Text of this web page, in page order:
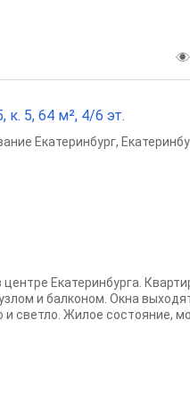
к. 5, 64 м², 4/6 эт.
Екатеринбург,
Екатеринбурга.
и балконом. Окна
светло. Жилое состояние,